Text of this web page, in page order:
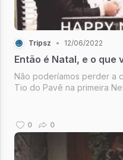
Tripsz • 12/06/2022
Então é Natal, e o que
Não poderíamos perder a
Tio do Pavê na primeira
0 0